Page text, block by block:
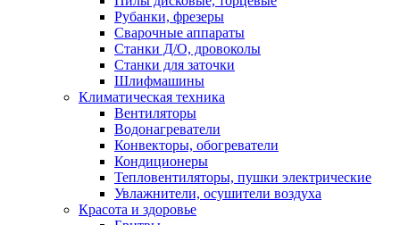
Рубанки, фрезеры
Сварочные аппараты
Станки Д/О, дровоколы
Станки для заточки
Шлифмашины
Климатическая техника
Вентиляторы
Водонагреватели
Конвекторы, обогреватели
Кондиционеры
Тепловентиляторы, пушки электрические
Увлажнители, осушители воздуха
Красота и здоровье